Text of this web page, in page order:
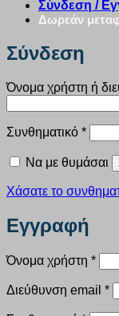
Σύνδεση /
Δωρεάν
Σύνδεση
Όνομα χρήστη ή
Συνθηματικό *
Να με θυμάσαι
Χάσατε το
Εγγραφή
Όνομα χρήστη *
Διεύθυνση email *